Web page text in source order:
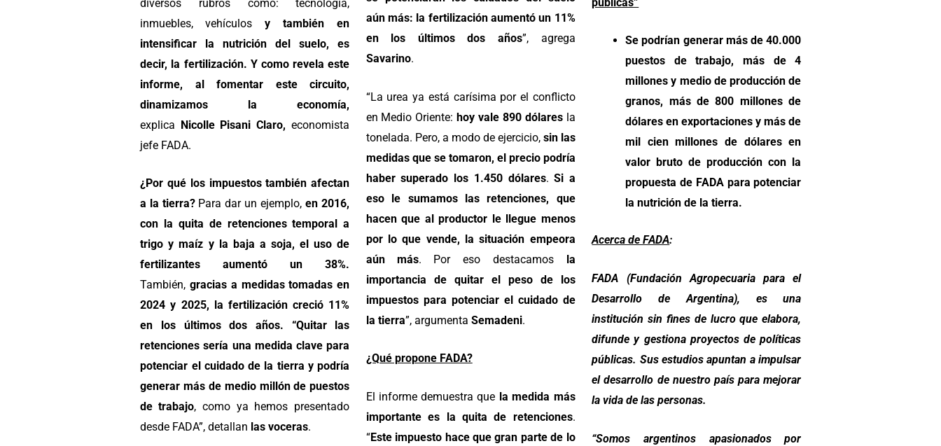
diversos rubros como: tecnología,
inmuebles, vehículos y también en
intensificar la nutrición del suelo, es
decir, la fertilización. Y como revela este
informe, al fomentar este circuito,
dinamizamos la economía,
explica Nicolle Pisani Claro, economista
jefe FADA.
¿Por qué los impuestos también afectan
a la tierra? Para dar un ejemplo,en 2016,
con la quita de retenciones temporal a
trigo y maíz y la baja a soja, el uso de
fertilizantes aumentó un 38%.
También, gracias a medidas tomadas en
2024 y 2025, la fertilización creció 11%
en los últimos dos años. “Quitar las
retenciones sería una medida clave para
potenciar el cuidado de la tierra y podría
generar más de medio millón de puestos
de trabajo, como ya hemos presentado
desde FADA”, detallan las voceras.
aún más: la fertilización aumentó un 11%
en los últimos dos años”, agrega
Savarino.
“La urea ya está carísima por el conflicto
en Medio Oriente: hoy vale 890 dólaresla
tonelada. Pero, a modo de ejercicio,sin las
medidas que se tomaron, el precio podría
haber superado los 1.450 dólares. Si a
eso le sumamos las retenciones, que
hacen que al productor le llegue menos
por lo que vende, la situación empeora
aún más. Por eso destacamos la
importancia de quitar el peso de los
impuestos para potenciar el cuidado de
la tierra”, argumenta Semadeni.
¿Qué propone FADA?
El informe demuestra que la medida más
importante es la quita de retenciones.
“Este impuesto hace que gran parte de lo
Se podrían generar más de 40.000
puestos de trabajo, más de 4
millones y medio de producción de
granos, más de 800 millones de
dólares en exportaciones y más de
mil cien millones de dólares en
valor bruto de producción con la
propuesta de FADA para potenciar
la nutrición de la tierra.
Acerca de FADA:
FADA (Fundación Agropecuaria para el
Desarrollo de Argentina), es una
institución sin fines de lucro que elabora,
difunde y gestiona proyectos de políticas
públicas. Sus estudios apuntan a impulsar
el desarrollo de nuestro país para mejorar
la vida de las personas.
“Somos argentinos apasionados por